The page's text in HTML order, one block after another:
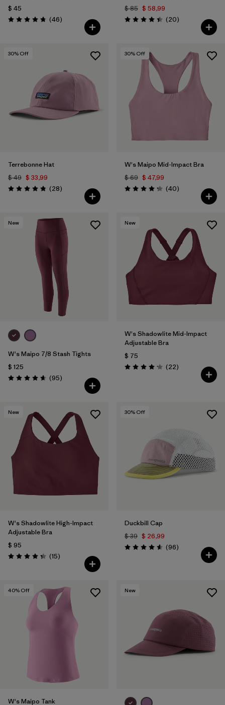
$ 45
Valoración: 4.8 / 5
(46Comentarios
)
$ 85 $ 58,99
Valoración: 4.5 / 5
(20Comentarios
)
30% Off
Terrebonne Hat
$ 49 $ 33,99
Valoración: 4.8 / 5
(28Comentarios
)
30% Off
W's Maipo Mid-Impact Bra
$ 69 $ 47,99
Valoración: 4.3 / 5
(40Comentarios
)
New
W's Maipo 7/8 Stash Tights
$ 125
Valoración: 4.7 / 5
(95Comentarios
)
New
W's Shadowlite Mid-Impact
Adjustable Bra
$ 75
Valoración: 4.1 / 5
(22Comentarios
)
New
W's Shadowlite High-Impact
Adjustable Bra
$ 95
Valoración: 4.3 / 5
(15Comentarios
)
30% Off
Duckbill Cap
$ 39 $ 26,99
Valoración: 4.6 / 5
(96Comentarios
)
40% Off
W's Maipo Tank
New